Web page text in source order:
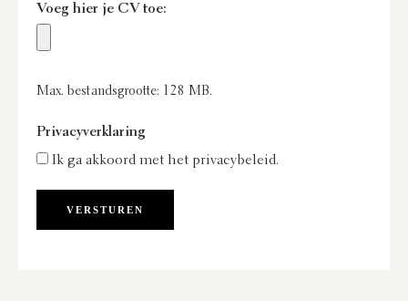
Voeg hier je CV toe:
Max. bestandsgrootte: 128 MB.
Privacyverklaring
Ik ga akkoord met het privacybeleid.
VERSTUREN